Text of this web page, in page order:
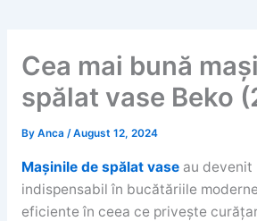
Cea mai bună
spălat vase Beko
By Anca /August 12, 2024
Mașinile de spălat vaseau devenit
indispensabil în bucătăriile
eficiente în ceea ce privește